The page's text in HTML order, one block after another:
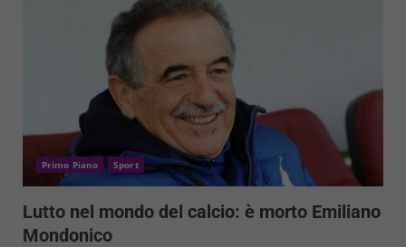
Primo Piano Sport
Lutto nel mondo del calcio: è morto Emiliano
Mondonico